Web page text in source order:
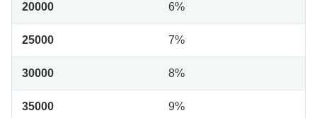
20000 6%
25000 7%
30000 8%
35000 9%